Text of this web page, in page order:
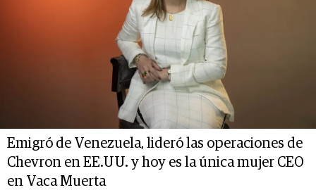
Emigró de Venezuela, lideró las operaciones de
Chevron en EE.UU. y hoy es la única mujer CEO
en Vaca Muerta